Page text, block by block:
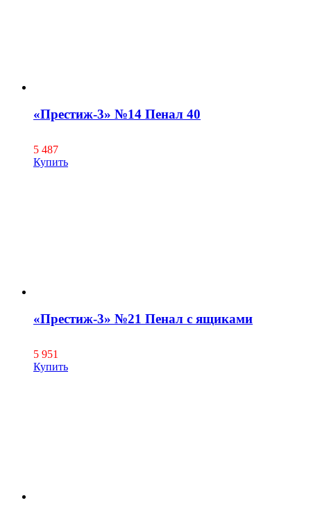
«Престиж-3» №14 Пенал 40
5 487
Купить
«Престиж-3» №21 Пенал с ящиками
5 951
Купить